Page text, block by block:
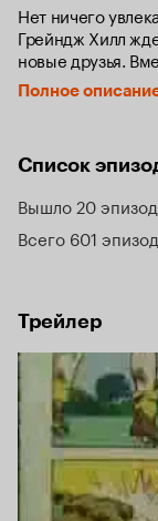
Нет ничего
Грейндж Хилл
новые друзья.
школьных будней
ситуаций.
Полное
Список
Вышло 20
Всего 601 эпизод
Трейлер